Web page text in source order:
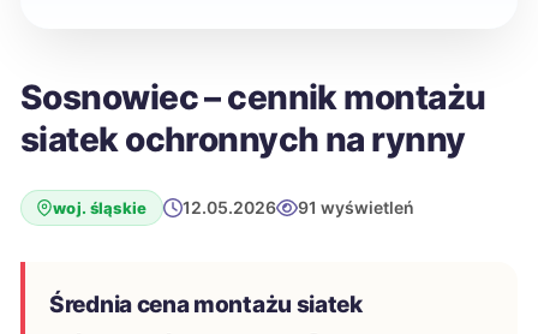
Sosnowiec – cennik montażu
siatek ochronnych na rynny
woj. śląskie 12.05.2026 91 wyświetleń
Średnia cena montażu siatek